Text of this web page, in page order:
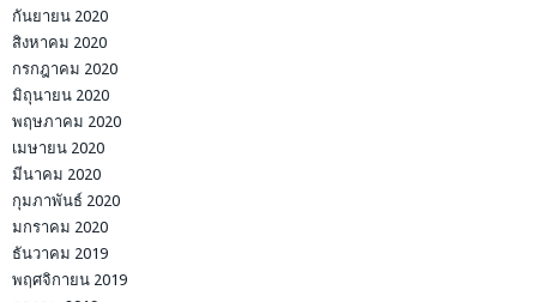
กันยายน 2020
สิงหาคม 2020
กรกฎาคม 2020
มิถุนายน 2020
พฤษภาคม 2020
เมษายน 2020
มีนาคม 2020
กุมภาพันธ์ 2020
มกราคม 2020
ธันวาคม 2019
พฤศจิกายน 2019